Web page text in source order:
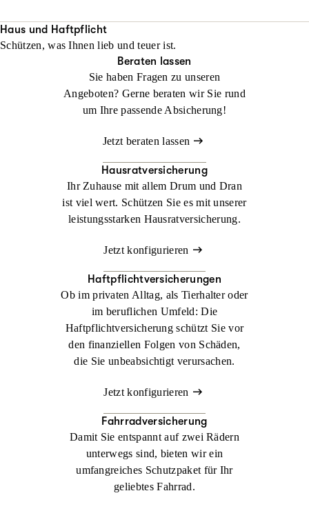
Ihr Alltag nach einem Unfall innerhalb von 48 Stunden neu
organisiert ist.
Jetzt konfigurieren Jetzt beraten lassen
Haus und Haftpflicht
Schützen, was Ihnen lieb und teuer ist.
Beraten lassen
Sie haben Fragen zu unseren
Angeboten? Gerne beraten wir Sie rund
um Ihre passende Absicherung!
Jetzt beraten lassen
Hausratversicherung
Ihr Zuhause mit allem Drum und Dran
ist viel wert. Schützen Sie es mit unserer
leistungsstarken Hausratversicherung.
Jetzt konfigurieren
Haftpflichtversicherungen
Ob im privaten Alltag, als Tierhalter oder
im beruflichen Umfeld: Die
Haftpflichtversicherung schützt Sie vor
den finanziellen Folgen von Schäden,
die Sie unbeabsichtigt verursachen.
Jetzt konfigurieren
Fahrradversicherung
Damit Sie entspannt auf zwei Rädern
unterwegs sind, bieten wir ein
umfangreiches Schutzpaket für Ihr
geliebtes Fahrrad.